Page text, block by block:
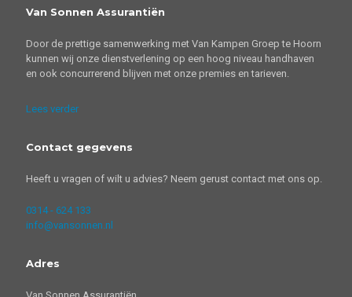
Van Sonnen Assurantiën
Door de prettige samenwerking met Van Kampen Groep te Hoorn
kunnen wij onze dienstverlening op een hoog niveau handhaven
en ook concurrerend blijven met onze premies en tarieven.
Lees verder
Contact gegevens
Heeft u vragen of wilt u advies? Neem gerust contact met ons op.
0314 - 624 133
info@vansonnen.nl
Adres